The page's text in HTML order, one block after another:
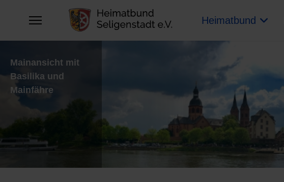
Heimatbund
Mainansicht mit
Basilika und
Mainfähre